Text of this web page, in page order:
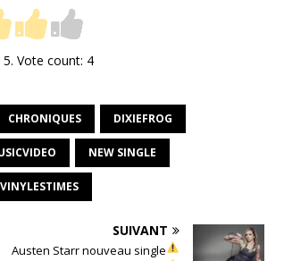
Vote count: 4
CHRONIQUES DIXIEFROG
NEW SINGLE
VINYLESTIMES
SUIVANT
Austen Starr nouveau single